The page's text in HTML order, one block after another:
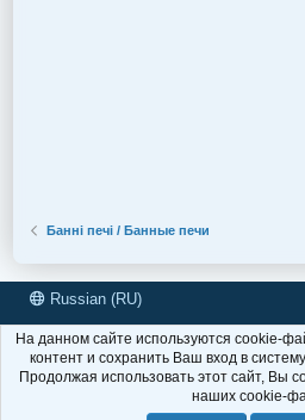
Банні печі / Банные печи
Russian (RU)
Условия и правила
Политика
R
S
Forum software by XenForo® © 2010-2020
На данном сайте используются cookie-
контент и сохранить Ваш вход в
Продолжая использовать этот сайт, Вы
наших cookie-